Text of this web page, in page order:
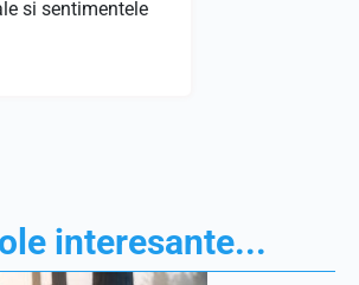
si sentimentele
interesante...